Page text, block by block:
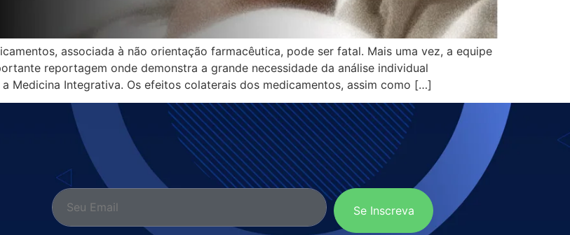
associada à não orientação farmacêutica, pode ser fatal. Mais uma vez, a equipe
reportagem onde demonstra a grande necessidade da análise individual
Medicina Integrativa. Os efeitos colaterais dos medicamentos, assim como […]
Se Inscreva